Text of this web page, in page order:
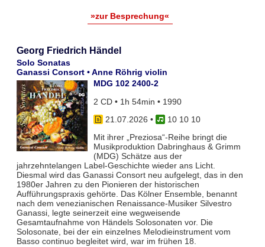
»zur Besprechung«
Georg Friedrich Händel
Solo Sonatas
Ganassi Consort • Anne Röhrig violin
MDG 102 2400-2
2 CD • 1h 54min • 1990
21.07.2026 •
10 10 10
Mit ihrer „Preziosa“-Reihe bringt die
Musikproduktion Dabringhaus & Grimm
(MDG) Schätze aus der
jahrzehntelangen Label-Geschichte wieder ans Licht.
Diesmal wird das Ganassi Consort neu aufgelegt, das in den
1980er Jahren zu den Pionieren der historischen
Aufführungspraxis gehörte. Das Kölner Ensemble, benannt
nach dem venezianischen Renaissance-Musiker Silvestro
Ganassi, legte seinerzeit eine wegweisende
Gesamtaufnahme von Händels Solosonaten vor. Die
Solosonate, bei der ein einzelnes Melodieinstrument vom
Basso continuo begleitet wird, war im frühen 18.